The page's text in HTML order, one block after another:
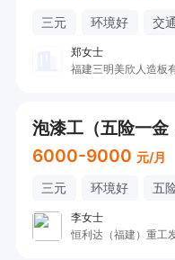
三元 环境好 交
郑女士
福建三明美欣人造板
泡漆工（五险一
6000-9000 元/月
三元 环境好 五
李女士
恒利达（福建）重工